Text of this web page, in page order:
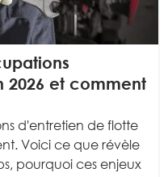
2026 et comment
d'entretien de flotte
Voici ce que révèle
pourquoi ces enjeux